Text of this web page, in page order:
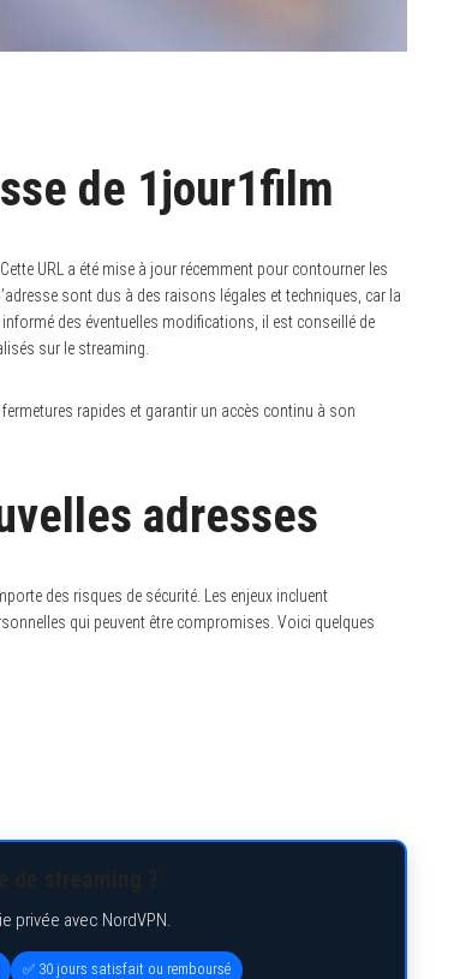
de 1jour1film
. Cette URL a été mise à jour récemment pour contourner les
sont dus à des raisons légales et techniques, car la
des éventuelles modifications, il est conseillé de
sur le streaming.
rapides et garantir un accès continu à son
adresses
des risques de sécurité. Les enjeux incluent
qui peuvent être compromises. Voici quelques
privée avec NordVPN.
✅ 30 jours satisfait ou remboursé